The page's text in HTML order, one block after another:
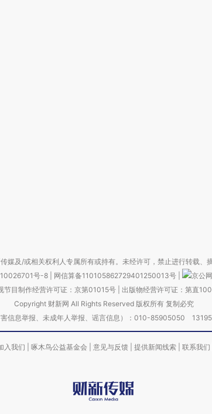
媒及/或相关权利人专属所有或持有。未经许可，禁止进行转载、
号-8 网信算备110105862729401250013号
京公
节目制作经营许可证：京第01015号| 出版物经营许可证：第直
Copyright 财新网 All Rights Reserved 版权所有 复制必究
害信息举报、未成年人举报、谣言信息）：010-85905050
入我们 啄木鸟公益基金会 意见与反馈 提供新闻线索 联系我们